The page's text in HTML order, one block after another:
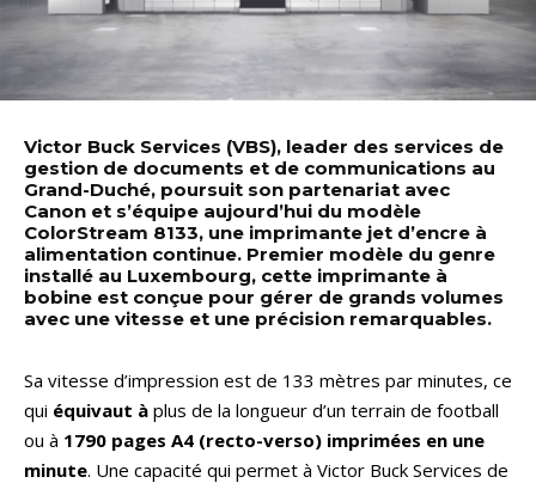
Victor Buck Services (VBS), leader des services de
gestion de documents et de communications au
Grand-Duché, poursuit son partenariat avec
Canon et s’équipe aujourd’hui du modèle
ColorStream 8133, une imprimante jet d’encre à
alimentation continue. Premier modèle du genre
installé au Luxembourg, cette imprimante à
bobine est conçue pour gérer de grands volumes
avec une vitesse et une précision remarquables.
Sa vitesse d’impression est de 133 mètres par minutes, ce
qui équivaut à plus de la longueur d’un terrain de football
ou à 1790 pages A4 (recto-verso) imprimées en une
minute. Une capacité qui permet à Victor Buck Services de